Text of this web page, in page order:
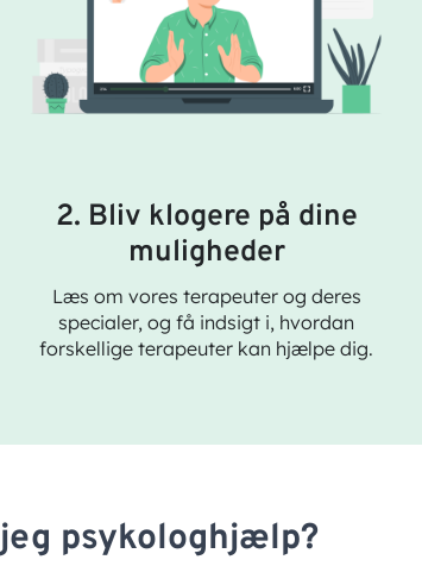
2. Bliv klogere på dine
muligheder
Læs om vores terapeuter og deres
specialer, og få indsigt i, hvordan
forskellige terapeuter kan hjælpe dig.
psykologhjælp?